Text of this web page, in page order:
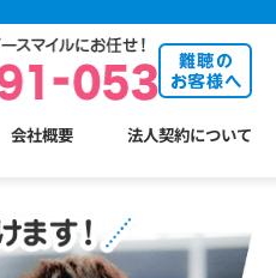
会社概要 法人契約について